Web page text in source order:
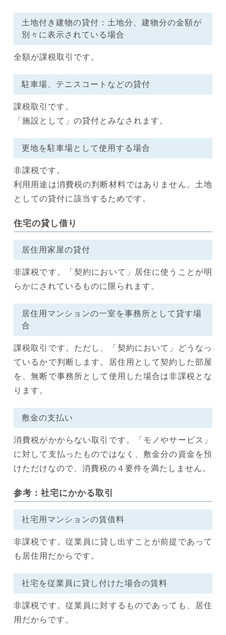
土地付き建物の貸付：土地分、建物分の金額が
別々に表示されている場合
全額が課税取引です。
駐車場、テニスコートなどの貸付
課税取引です。
「施設として」の貸付とみなされます。
更地を駐車場として使用する場合
非課税です。
利用用途は消費税の判断材料ではありません。土地
としての貸付に該当するためです。
住宅の貸し借り
居住用家屋の貸付
非課税です。「契約において」居住に使うことが明
らかにされているものに限られます。
居住用マンションの一室を事務所として貸す場
合
課税取引です。ただし、「契約において」どうなっ
ているかで判断します。居住用として契約した部屋
を、無断で事務所として使用した場合は非課税とな
ります。
敷金の支払い
消費税がかからない取引です。「モノやサービス」
に対して支払ったものではなく、敷金分の資金を預
けただけなので、消費税の４要件を満たしません。
参考：社宅にかかる取引
社宅用マンションの賃借料
非課税です。従業員に貸し出すことが前提であって
も居住用だからです。
社宅を従業員に貸し付けた場合の賃料
非課税です。従業員に対するものであっても、居住
用だからです。